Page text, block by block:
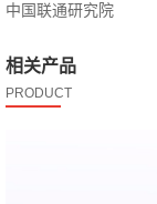
中国联通研究院
相关产品
PRODUCT